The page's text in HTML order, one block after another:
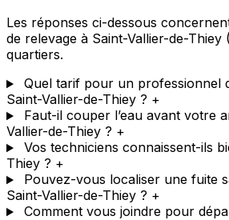
Les réponses ci-dessous
de relevage à Saint-Vallier-de-Thiey
quartiers.
Quel tarif pour un professionnel
Saint-Vallier-de-Thiey ? +
Faut-il couper l’eau avant votre
Vallier-de-Thiey ? +
Vos techniciens connaissent-ils
Thiey ? +
Pouvez-vous localiser une fuite
Saint-Vallier-de-Thiey ? +
Comment vous joindre pour